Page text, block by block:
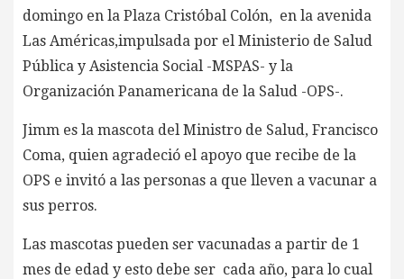
domingo en la Plaza Cristóbal Colón, en la avenida
Las Américas,impulsada por el Ministerio de Salud
Pública y Asistencia Social -MSPAS- y la
Organización Panamericana de la Salud -OPS-.
Jimm es la mascota del Ministro de Salud, Francisco
Coma, quien agradeció el apoyo que recibe de la
OPS e invitó a las personas a que lleven a vacunar a
sus perros.
Las mascotas pueden ser vacunadas a partir de 1
mes de edad y esto debe ser cada año, para lo cual